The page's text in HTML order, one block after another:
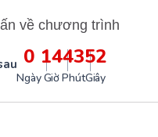
về chương trình
0
Ngày
14
Giờ
43
Phút
51
Giây
Cơn thịnh nộ (ăn
| Kỷ luật tích cực #17